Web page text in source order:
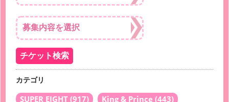
カテゴリ
SUPER EIGHT (917) King & Prince (443)